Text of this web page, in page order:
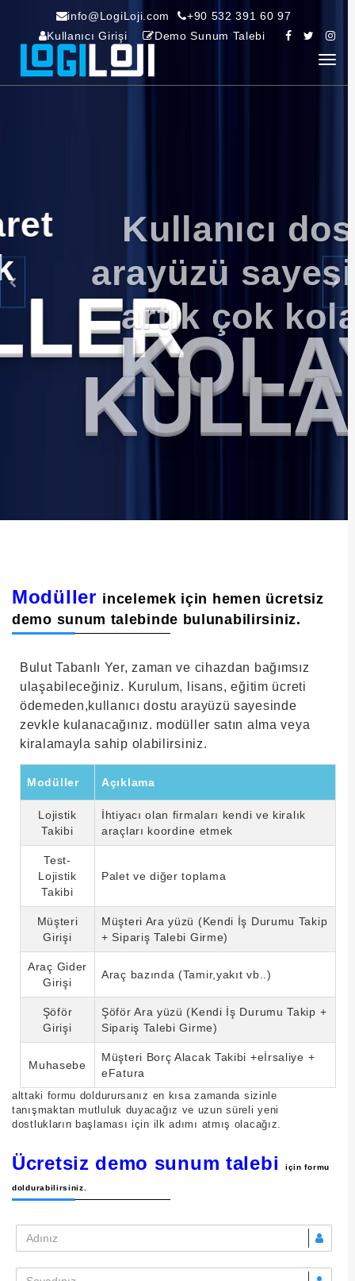
info@LogiLoji.com
+90 532 391 60 97
Kullanıcı Girişi
Demo Sunum Talebi
Kullanıcı dostu
arayüzü sayesinde
artık çok kolay.
KOLAY
Geri İleri
Modüller incelemek için hemen ücretsiz
demo sunum talebinde bulunabilirsiniz.
Bulut Tabanlı Yer, zaman ve cihazdan bağımsız
ulaşabileceğiniz. Kurulum, lisans, eğitim ücreti
ödemeden,kullanıcı dostu arayüzü sayesinde
zevkle kulanacağınız. modüller satın alma veya
kiralamayla sahip olabilirsiniz.
Modüller Açıklama
Lojistik
Takibi
İhtiyacı olan firmaları kendi ve kiralık
araçları koordine etmek
Test-
Lojistik
Takibi
Palet ve diğer toplama
Müşteri
Girişi
Müşteri Ara yüzü (Kendi İş Durumu Takip
+ Sipariş Talebi Girme)
Araç Gider
Girişi
Araç bazında (Tamir,yakıt vb..)
Şöför
Girişi
Şöför Ara yüzü (Kendi İş Durumu Takip +
Sipariş Talebi Girme)
Muhasebe
Müşteri Borç Alacak Takibi +eİrsaliye +
eFatura
alttaki formu doldurursanız en kısa zamanda sizinle
tanışmaktan mutluluk duyacağız ve uzun süreli yeni
dostlukların başlaması için ilk adımı atmış olacağız.
Ücretsiz demo sunum talebi için formu
doldurabilirsiniz.